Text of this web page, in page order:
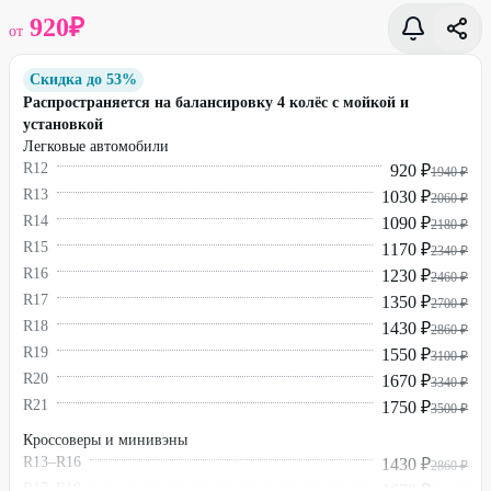
от 920₽
Скидка до 53%
Распространяется на балансировку 4 колёс с мойкой и
установкой
Легковые автомобили
R12
920 ₽1940 ₽
R13 1030 ₽2060 ₽
R14 1090 ₽2180 ₽
R15 1170 ₽2340 ₽
R16 1230 ₽2460 ₽
R17 1350 ₽2700 ₽
R18 1430 ₽2860 ₽
R19 1550 ₽3100 ₽
R20 1670 ₽3340 ₽
R21 1750 ₽3500 ₽
Кроссоверы и минивэны
R13–R16
1430 ₽2860 ₽